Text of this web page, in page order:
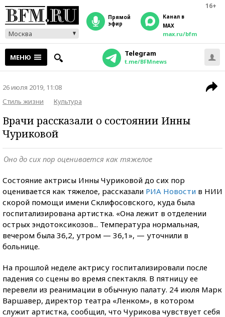
16+
Москва
прямой
эфир
Канал в
MAX
max.ru/bfm
МЕНЮ Telegram
t.me/BFMnews
26 июля 2019, 11:08
Стиль жизни
Культура
Врачи рассказали о состоянии Инны
Чуриковой
Оно до сих пор оценивается как тяжелое
Состояние актрисы Инны Чуриковой до сих пор
оценивается как тяжелое, рассказали РИА Новости в НИИ
скорой помощи имени Склифосовского, куда была
госпитализирована артистка. «Она лежит в отделении
острых эндотоксикозов... Температура нормальная,
вечером была 36,2, утром — 36,1», — уточнили в
больнице.
На прошлой неделе актрису госпитализировали после
падения со сцены во время спектакля. В пятницу ее
перевели из реанимации в обычную палату. 24 июля Марк
Варшавер, директор театра «Ленком», в котором
служит артистка, сообщил, что Чурикова чувствует себя